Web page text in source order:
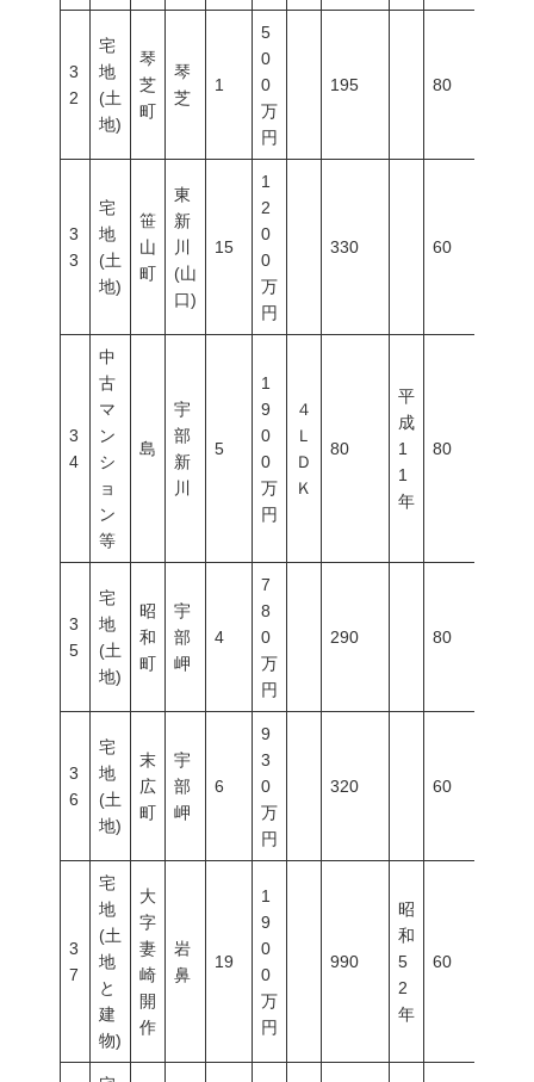
3
2
宅
地
(土
地)
琴
芝
町
琴
芝
1
5
0
0
万
円
195 80
3
3
宅
地
(土
地)
笹
山
町
東
新
川
(山
口)
15
1
2
0
0
万
円
330 60
3
4
中
古
マ
ン
シ
ョ
ン
等
島
宇
部
新
川
5
1
9
0
0
万
円
４
Ｌ
Ｄ
Ｋ
80
平
成
1
1
年
80
3
5
宅
地
(土
地)
昭
和
町
宇
部
岬
4
7
8
0
万
円
290 80
3
6
宅
地
(土
地)
末
広
町
宇
部
岬
6
9
3
0
万
円
320 60
3
7
宅
地
(土
地
と
建
物)
大
字
妻
崎
開
作
岩
鼻
19
1
9
0
0
万
円
990
昭
和
5
2
年
60